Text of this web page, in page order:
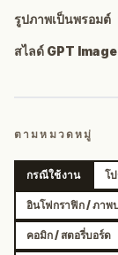
รูปภาพเป็นพรอมต์
สไลด์ GPT
ตามหมวดหมู่
กรณีใช้งาน โ
อินโฟกราฟิก / ภาพ
คอมิก / สตอรี่บอร์ด